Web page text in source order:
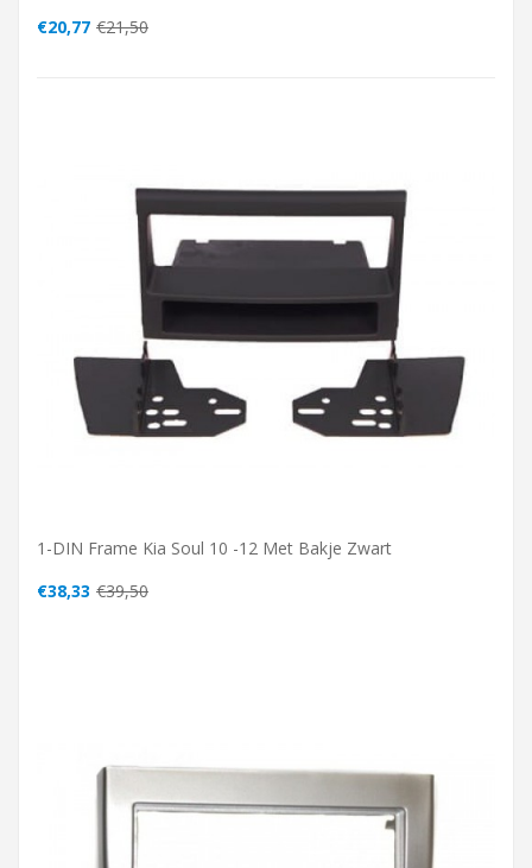
€20,77 €21,50
1-DIN Frame Kia Soul 10 -12 Met Bakje Zwart
€38,33 €39,50